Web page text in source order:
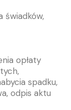
świadków,
opłaty
spadku,
odpis aktu